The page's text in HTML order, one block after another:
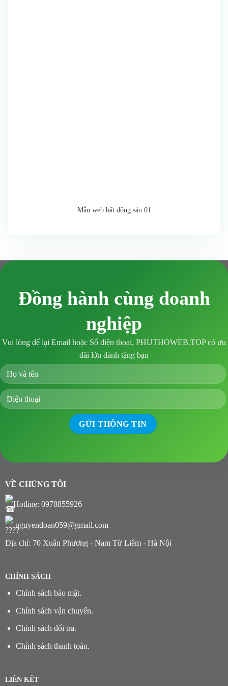
Mẫu web bất động sản 01
Đồng hành cùng doanh
nghiệp
Vui lòng để lại Email hoặc Số điện thoại, PHUTHOWEB.TOP có ưu
đãi lớn dành tặng bạn
VỀ CHÚNG TÔI
Hotline: 0978855926
nguyendoan059@gmail.com
Địa chỉ: 70 Xuân Phương - Nam Từ Liêm - Hà Nội
CHÍNH SÁCH
Chính sách bảo mật.
Chính sách vận chuyển.
Chính sách đổi trả.
Chính sách thanh toán.
LIÊN KẾT